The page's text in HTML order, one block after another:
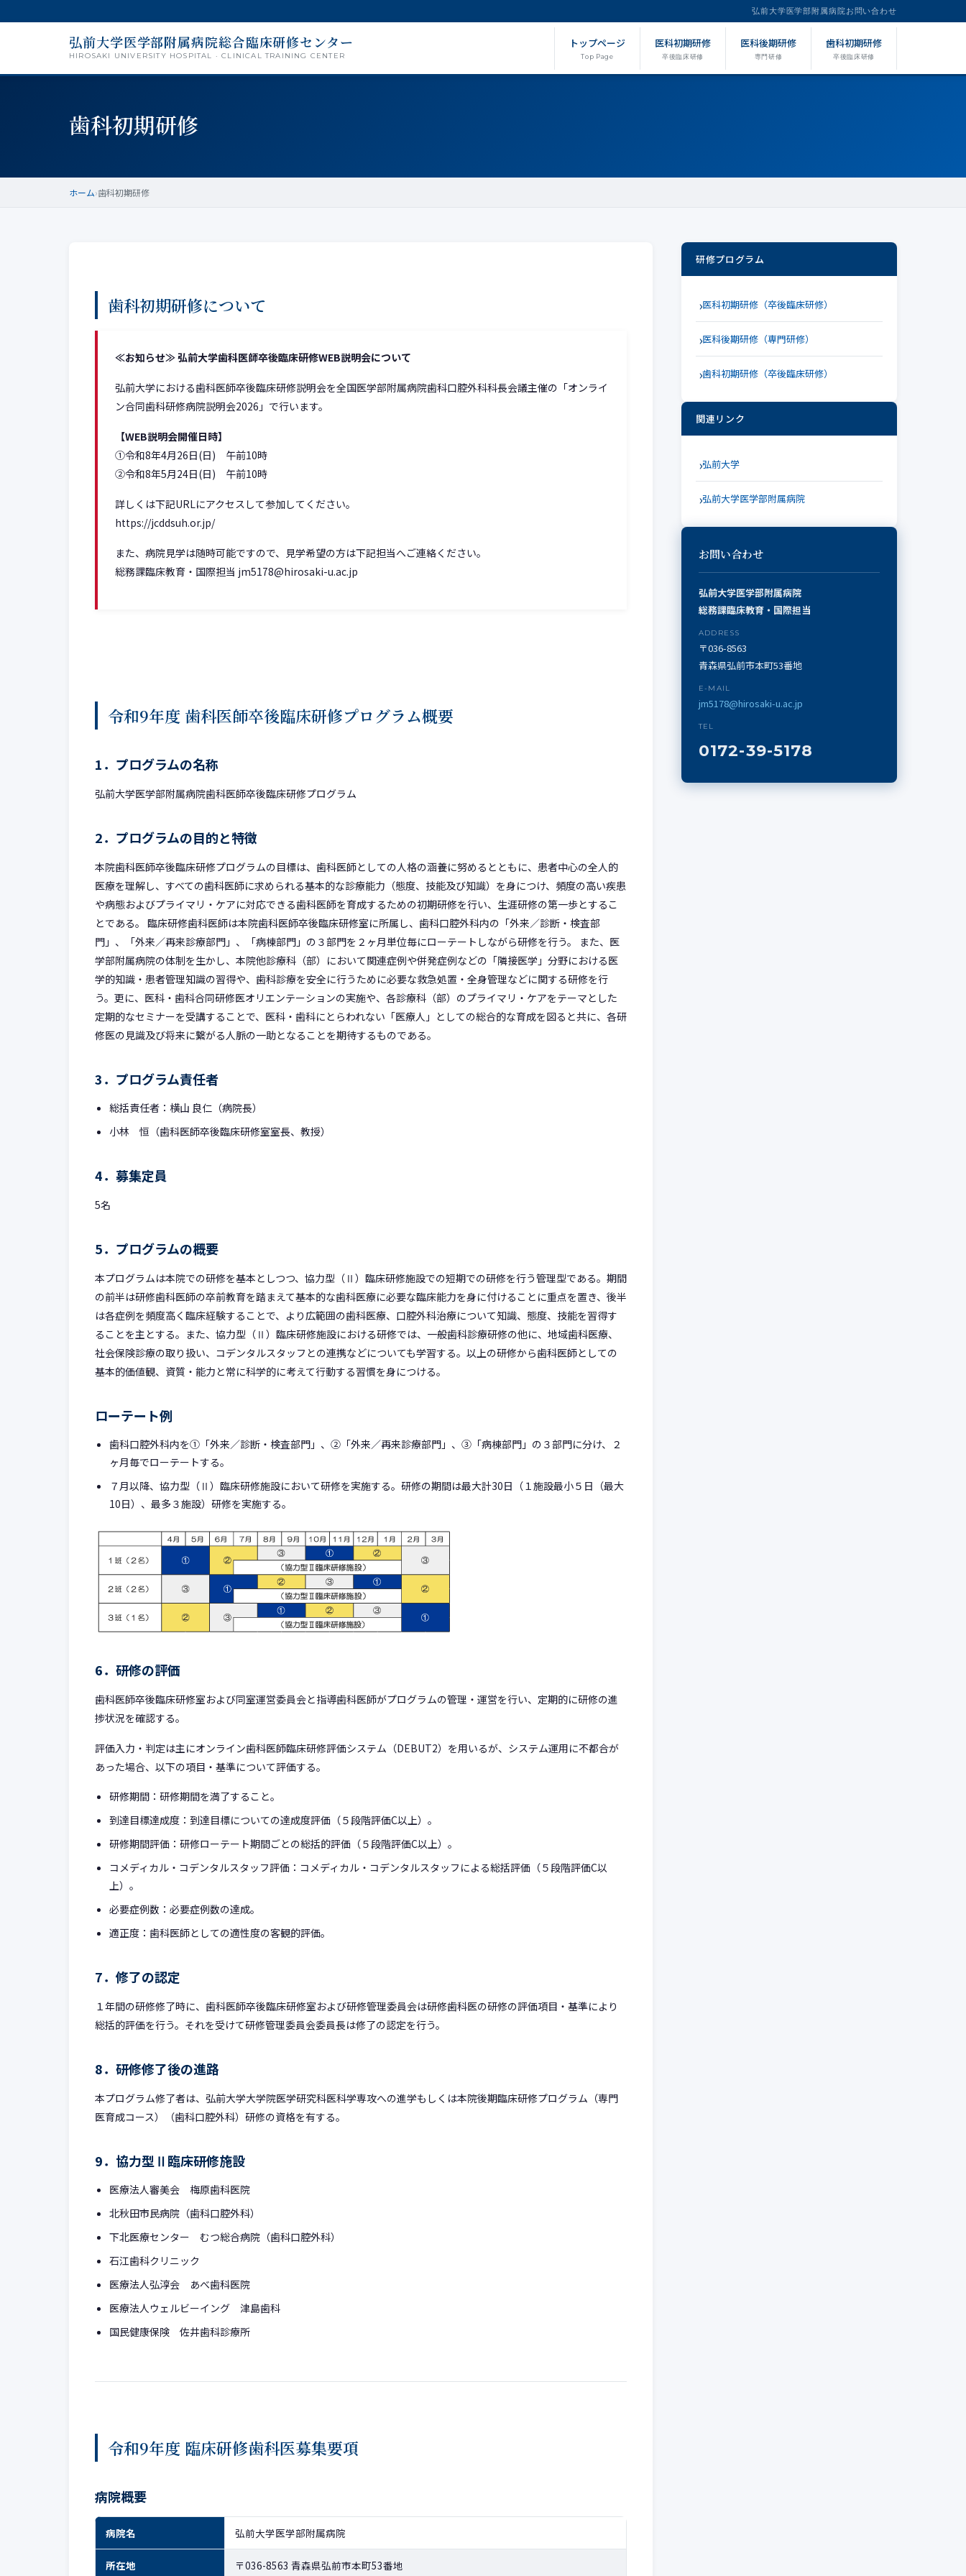
弘前大学 医学部附属病院お問い合わせ
弘前大学医学部附属病院総合臨床研修センター
HIROSAKI UNIVERSITY HOSPITAL · CLINICAL TRAINING CENTER
トップページ
Top Page
医科初期研修
卒後臨床研修
医科後期研修
専門研修
歯科初期研修
卒後臨床研修
歯科初期研修
ホーム›歯科初期研修
歯科初期研修について
≪お知らせ≫ 弘前大学歯科医師卒後臨床研修WEB説明会について
弘前大学における歯科医師卒後臨床研修説明会を全国医学部附属病院歯科口腔外科科長会議主催の「オンライ
ン合同歯科研修病院説明会2026」で行います。
【WEB説明会開催日時】
①令和8年4月26日(日) 午前10時
②令和8年5月24日(日) 午前10時
詳しくは下記URLにアクセスして参加してください。
https://jcddsuh.or.jp/
また、病院見学は随時可能ですので、見学希望の方は下記担当へご連絡ください。
総務課臨床教育・国際担当 jm5178@hirosaki-u.ac.jp
令和9年度 歯科医師卒後臨床研修プログラム概要
1．プログラムの名称
弘前大学医学部附属病院歯科医師卒後臨床研修プログラム
2．プログラムの目的と特徴
本院歯科医師卒後臨床研修プログラムの目標は、歯科医師としての人格の涵養に努めるとともに、患者中心の全人的
医療を理解し、すべての歯科医師に求められる基本的な診療能力（態度、技能及び知識）を身につけ、頻度の高い疾患
や病態およびプライマリ・ケアに対応できる歯科医師を育成するための初期研修を行い、生涯研修の第一歩とするこ
とである。 臨床研修歯科医師は本院歯科医師卒後臨床研修室に所属し、歯科口腔外科内の「外来／診断・検査部
門」、「外来／再来診療部門」、「病棟部門」の３部門を２ヶ月単位毎にローテートしながら研修を行う。 また、医
学部附属病院の体制を生かし、本院他診療科（部）において関連症例や併発症例などの「隣接医学」分野における医
学的知識・患者管理知識の習得や、歯科診療を安全に行うために必要な救急処置・全身管理などに関する研修を行
う。更に、医科・歯科合同研修医オリエンテーションの実施や、各診療科（部）のプライマリ・ケアをテーマとした
定期的なセミナーを受講することで、医科・歯科にとらわれない「医療人」としての総合的な育成を図ると共に、各研
修医の見識及び将来に繋がる人脈の一助となることを期待するものである。
3．プログラム責任者
総括責任者：横山 良仁（病院長）
小林 恒（歯科医師卒後臨床研修室室長、教授）
4．募集定員
5名
5．プログラムの概要
本プログラムは本院での研修を基本としつつ、協力型（Ⅱ）臨床研修施設での短期での研修を行う管理型である。期間
の前半は研修歯科医師の卒前教育を踏まえて基本的な歯科医療に必要な臨床能力を身に付けることに重点を置き、後半
は各症例を頻度高く臨床経験することで、より広範囲の歯科医療、口腔外科治療について知識、態度、技能を習得す
ることを主とする。また、協力型（Ⅱ）臨床研修施設における研修では、一般歯科診療研修の他に、地域歯科医療、
社会保険診療の取り扱い、コデンタルスタッフとの連携などについても学習する。以上の研修から歯科医師としての
基本的価値観、資質・能力と常に科学的に考えて行動する習慣を身につける。
ローテート例
歯科口腔外科内を①「外来／診断・検査部門」、②「外来／再来診療部門」、③「病棟部門」の３部門に分け、２
ヶ月毎でローテートする。
７月以降、協力型（Ⅱ）臨床研修施設において研修を実施する。研修の期間は最大計30日（１施設最小５日（最大
10日）、最多３施設）研修を実施する。
6．研修の評価
歯科医師卒後臨床研修室および同室運営委員会と指導歯科医師がプログラムの管理・運営を行い、定期的に研修の進
捗状況を確認する。
評価入力・判定は主にオンライン歯科医師臨床研修評価システム（DEBUT2）を用いるが、システム運用に不都合が
あった場合、以下の項目・基準について評価する。
研修期間：研修期間を満了すること。
到達目標達成度：到達目標についての達成度評価（５段階評価C以上）。
研修期間評価：研修ローテート期間ごとの総括的評価（５段階評価C以上）。
コメディカル・コデンタルスタッフ評価：コメディカル・コデンタルスタッフによる総括評価（５段階評価C以
上）。
必要症例数：必要症例数の達成。
適正度：歯科医師としての適性度の客観的評価。
7．修了の認定
１年間の研修修了時に、歯科医師卒後臨床研修室および研修管理委員会は研修歯科医の研修の評価項目・基準により
総括的評価を行う。それを受けて研修管理委員会委員長は修了の認定を行う。
8．研修修了後の進路
本プログラム修了者は、弘前大学大学院医学研究科医科学専攻への進学もしくは本院後期臨床研修プログラム（専門
医育成コース）（歯科口腔外科）研修の資格を有する。
9．協力型Ⅱ臨床研修施設
医療法人審美会 梅原歯科医院
北秋田市民病院（歯科口腔外科）
下北医療センター むつ総合病院（歯科口腔外科）
石江歯科クリニック
医療法人弘淳会 あべ歯科医院
医療法人ウェルビーイング 津島歯科
国民健康保険 佐井歯科診療所
令和9年度 臨床研修歯科医募集要項
病院概要
病院名 弘前大学医学部附属病院
所在地 〒036-8563 青森県弘前市本町53番地
研修プログラム
医科初期研修（卒後臨床研修）
医科後期研修（専門研修）
歯科初期研修（卒後臨床研修）
関連リンク
弘前大学
弘前大学医学部附属病院
お問い合わせ
弘前大学医学部附属病院
総務課臨床教育・国際担当
ADDRESS
〒036-8563
青森県弘前市本町53番地
E-MAIL
jm5178@hirosaki-u.ac.jp
TEL
0172-39-5178